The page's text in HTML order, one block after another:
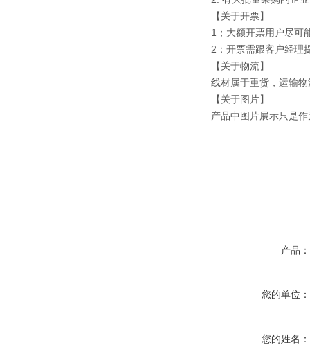
【关于开票】
1；大额开票用户尽可
2：开票需跟客户经理
【关于物流】
线材属于重货，运输
【关于图片】
产品中图片展示只是
产品：
您的单位：
您的姓名：